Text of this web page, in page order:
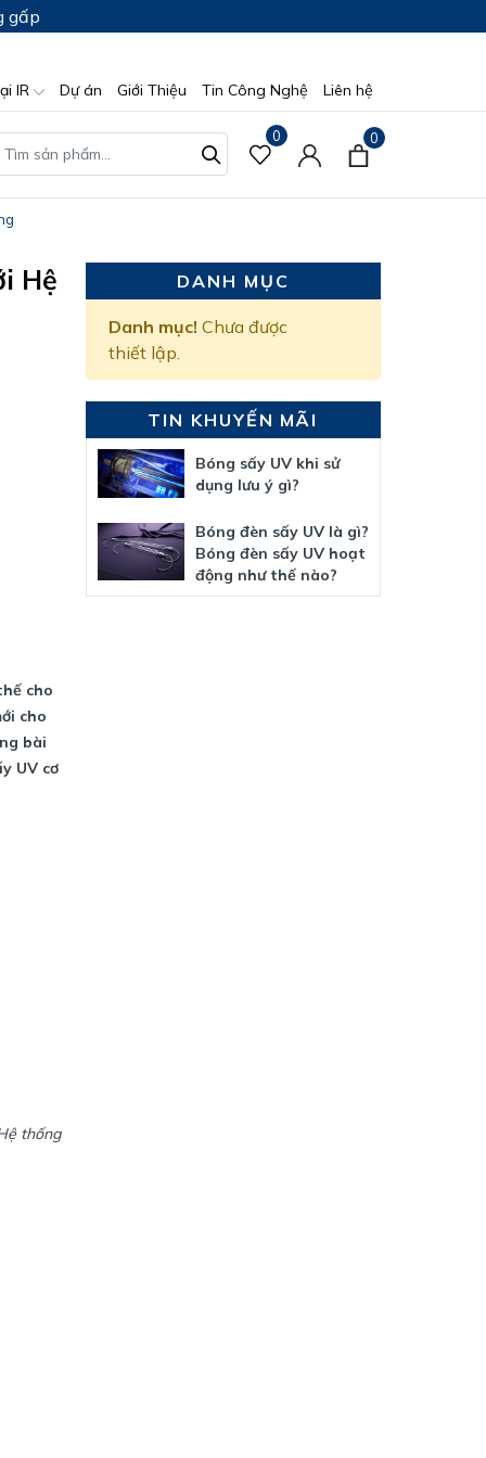
gấp
IR Dự án Giới Thiệu Tin Công Nghệ Liên hệ
0 0
Hệ
cho
cho
bài
UV cơ
thống
DANH MỤC
Danh mục! Chưa được
thiết lập.
TIN KHUYẾN MÃI
Bóng sấy UV khi sử
dụng lưu ý gì?
Bóng đèn sấy UV là gì?
Bóng đèn sấy UV hoạt
động như thế nào?